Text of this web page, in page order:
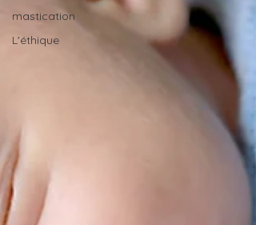
mastication
L'éthique